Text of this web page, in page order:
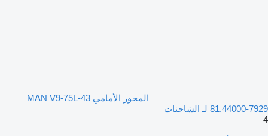
المحور الأمامي MAN V9-75L-43
81.44000-7929 لـ الشاحنات
4